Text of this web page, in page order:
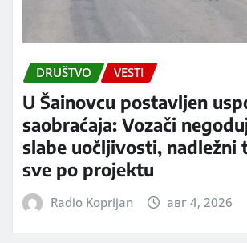
DRUŠTVO VESTI
U Šainovcu postavljen
saobraćaja: Vozači
slabe uočljivosti, nadležni
sve po projektu
Radio Koprijan авг 4, 2026